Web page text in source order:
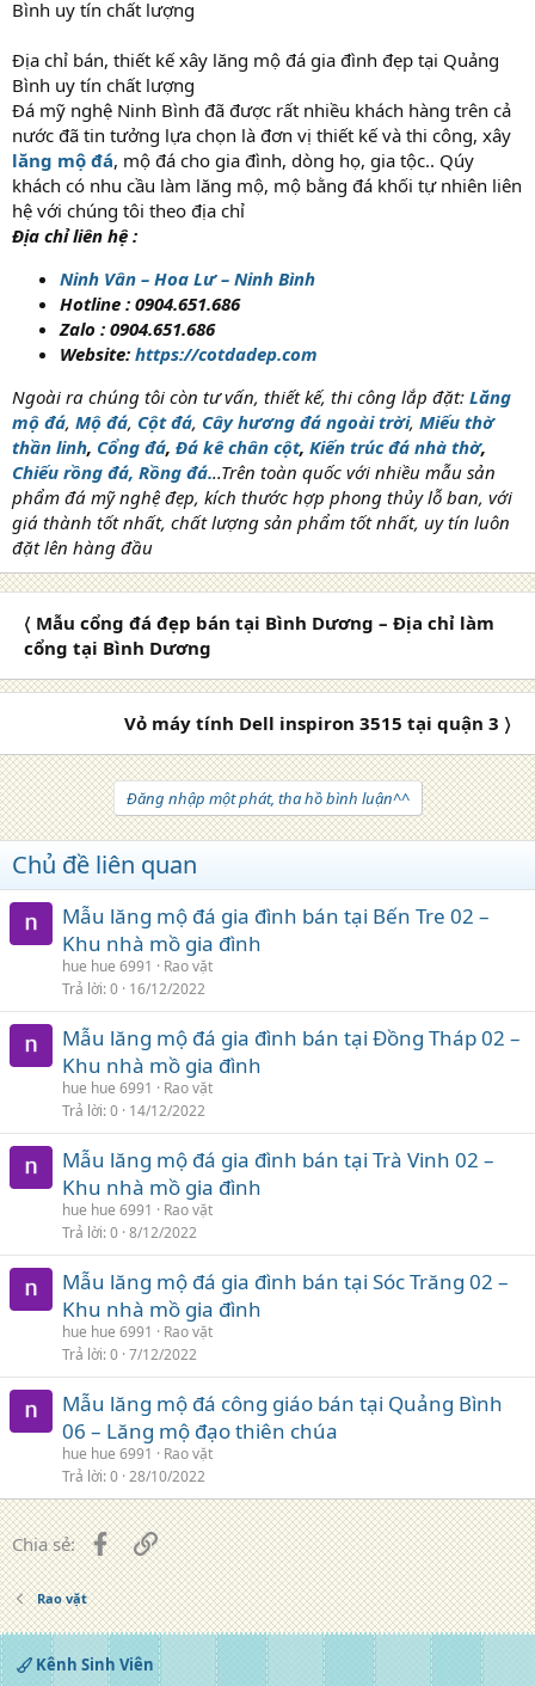
Địa chỉ bán, thiết kế xây lăng mộ đá gia đình đẹp tại Quảng
Bình uy tín chất lượng
Đá mỹ nghệ Ninh Bình đã được rất nhiều khách hàng trên cả
nước đã tin tưởng lựa chọn là đơn vị thiết kế và thi công, xây
lăng mộ đá, mộ đá cho gia đình, dòng họ, gia tộc.. Qúy
khách có nhu cầu làm lăng mộ, mộ bằng đá khối tự nhiên liên
hệ với chúng tôi theo địa chỉ
Địa chỉ liên hệ :
Ninh Vân – Hoa Lư – Ninh Bình
Hotline : 0904.651.686
Zalo : 0904.651.686
Website: https://cotdadep.com
Ngoài ra chúng tôi còn tư vấn, thiết kế, thi công lắp đặt: Lăng
mộ đá, Mộ đá, Cột đá, Cây hương đá ngoài trời, Miếu thờ
thần linh, Cổng đá, Đá kê chân cột, Kiến trúc đá nhà thờ,
Chiếu rồng đá, Rồng đá...Trên toàn quốc với nhiều mẫu sản
phẩm đá mỹ nghệ đẹp, kích thước hợp phong thủy lỗ ban, với
giá thành tốt nhất, chất lượng sản phẩm tốt nhất, uy tín luôn
đặt lên hàng đầu
〈 Mẫu cổng đá đẹp bán tại Bình Dương – Địa chỉ làm
cổng tại Bình Dương
Vỏ máy tính Dell inspiron 3515 tại quận 3 〉
Đăng nhập một phát, tha hồ bình luận^^
Chủ đề liên quan
Mẫu lăng mộ đá gia đình bán tại Bến Tre 02 –
Khu nhà mồ gia đình
hue hue 6991
Rao vặt
Trả lời 0 16/12/2022
Mẫu lăng mộ đá gia đình bán tại Đồng Tháp 02 –
Khu nhà mồ gia đình
hue hue 6991
Rao vặt
Trả lời 0 14/12/2022
Mẫu lăng mộ đá gia đình bán tại Trà Vinh 02 –
Khu nhà mồ gia đình
hue hue 6991
Rao vặt
Trả lời 0 8/12/2022
Mẫu lăng mộ đá gia đình bán tại Sóc Trăng 02 –
Khu nhà mồ gia đình
hue hue 6991
Rao vặt
Trả lời 0 7/12/2022
Mẫu lăng mộ đá công giáo bán tại Quảng Bình
06 – Lăng mộ đạo thiên chúa
hue hue 6991
Rao vặt
Trả lời 0 28/10/2022
Chia sẻ: FacebookLiên kết
Rao vặt
Kênh Sinh Viên